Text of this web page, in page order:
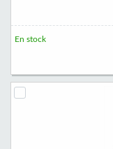
En stock